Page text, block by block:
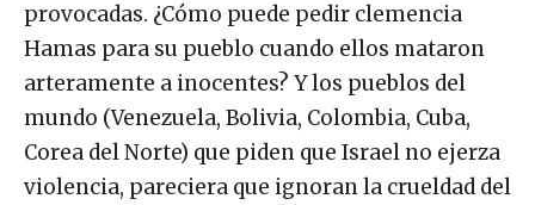
provocadas. ¿Cómo puede pedir clemencia
Hamas para su pueblo cuando ellos mataron
arteramente a inocentes? Y los pueblos del
mundo (Venezuela, Bolivia, Colombia, Cuba,
Corea del Norte) que piden que Israel no ejerza
violencia, pareciera que ignoran la crueldad del